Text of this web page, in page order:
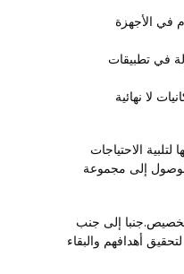
في الأجهزة
في تطبيقات
لا نهائية
الاحتياجات
الوصول إلى مجموعة
إلى جنب
أهدافهم والبقاء